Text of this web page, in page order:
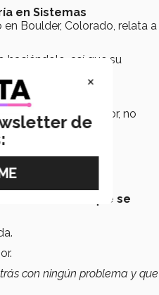
en Sistemas
Boulder, Colorado, relata a
así que su
pensado, y lo peor, no
Tec.
examen final que se
con ningún problema y que
×
de